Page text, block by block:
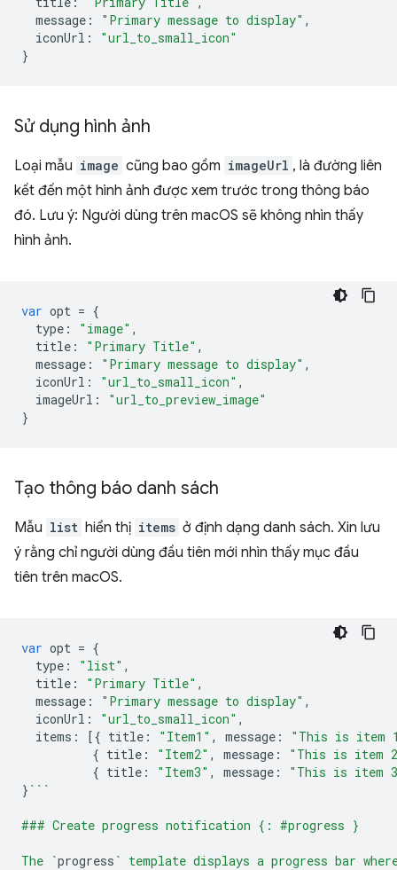
message : "Primary message to display" ,
iconUrl :
"url_to_small_icon"
}
Sử dụng hình ảnh
Loại mẫu image cũng bao gồm imageUrl , là đường liên
kết đến một hình ảnh được xem trước trong thông báo
đó. Lưu ý: Người dùng trên macOS sẽ không nhìn thấy
hình ảnh.
var opt = {
type : "image" ,
title : "Primary Title" ,
message : "Primary message to display" ,
iconUrl : "url_to_small_icon" ,
imageUrl :
"url_to_preview_image"
}
Tạo thông báo danh sách
Mẫu list hiển thị items ở định dạng danh sách. Xin lưu
ý rằng chỉ người dùng đầu tiên mới nhìn thấy mục đầu
tiên trên macOS.
var opt = {
type : "list" ,
title : "Primary Title" ,
message : "Primary message to display" ,
iconUrl : "url_to_small_icon" ,
items : [{ title : "Item1" , message :
"This is item
{ title : "Item2" , message :
"This is item
{ title : "Item3" , message :
"This is item
} ```
### Create progress notification {: #progress }
The `progress ` template displays a progress bar